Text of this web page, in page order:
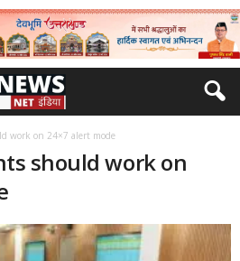
work on 24×7 alert mode
should work on